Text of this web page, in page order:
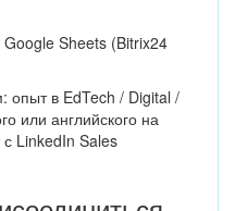
Sheets (Bitrix24
опыт в EdTech / Digital /
или английского на
LinkedIn Sales